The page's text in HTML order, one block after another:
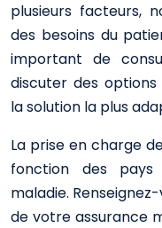
plusieurs facteurs,
des besoins du
important de
discuter des
la solution la plus
La prise en charge
fonction des pays
maladie.
de votre assurance